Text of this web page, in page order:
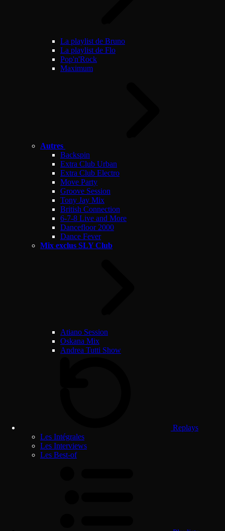
La playlist de Bruno
La playlist de Flo
Pop'n'Rock
Maximum
Autres
Backspin
Extra Club Urban
Extra Club Electro
Move Party
Groove Session
Tony Jay Mix
British Connection
6-7-8 Live and More
Dancefloor 2000
Dance Fever
Mix exclus SLY Club
Atiano Session
Oskana Mix
Andrea Tutti Show
Replays
Les Intégrales
Les Interviews
Les Best-of